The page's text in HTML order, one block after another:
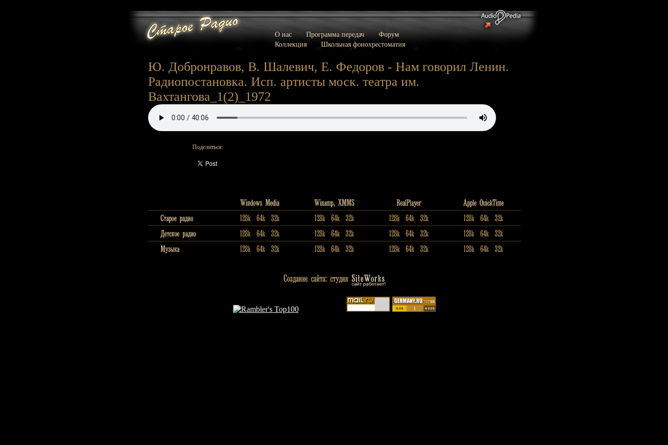
О нас Программа передач
Форум
Коллекция
Школьная фонохрестоматия
Ю. Добронравов, В. Шалевич, Е. Федоров - Нам говорил Ленин.
Радиопостановка. Исп. артисты моск. театра им.
Вахтангова_1(2)_1972
Поделиться: